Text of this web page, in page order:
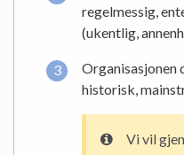
regelmessig,
(ukentlig,
Organisasjonen
historisk,
Vi vil